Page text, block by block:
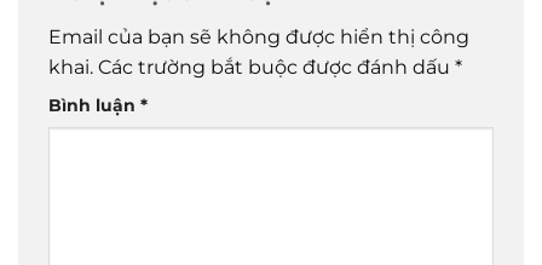
Email của bạn sẽ không được hiển thị công
khai. Các trường bắt buộc được đánh dấu *
Bình luận *